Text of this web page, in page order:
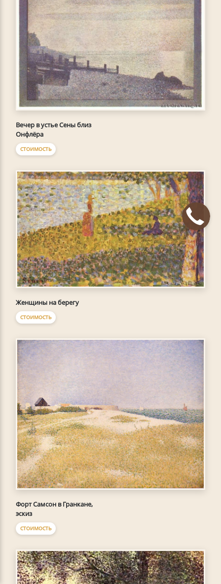
Вечер в устье Сены близ
Онфлёра
СТОИМОСТЬ
Женщины на берегу
СТОИМОСТЬ
Форт Самсон в Гранкане,
эскиз
СТОИМОСТЬ